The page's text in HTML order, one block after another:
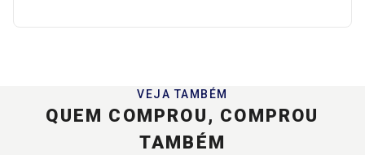
VEJA TAMBÉM
QUEM COMPROU, COMPROU
TAMBÉM